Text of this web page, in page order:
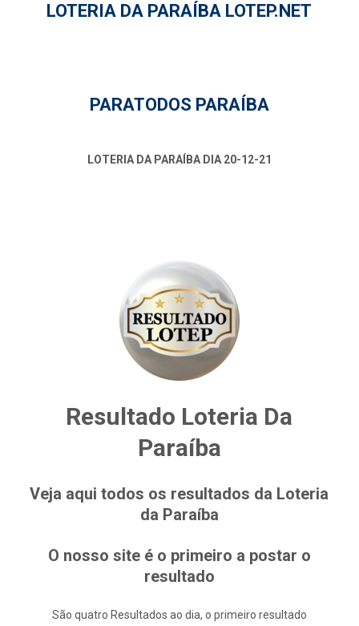
LOTERIA DA PARAÍBA LOTEP.NET
PARATODOS PARAÍBA
LOTERIA DA PARAÍBA DIA 20-12-21
Resultado Loteria Da
Paraíba
Veja aqui todos os resultados da Loteria
da Paraíba
O nosso site é o primeiro a postar o
resultado
São quatro Resultados ao dia, o primeiro resultado